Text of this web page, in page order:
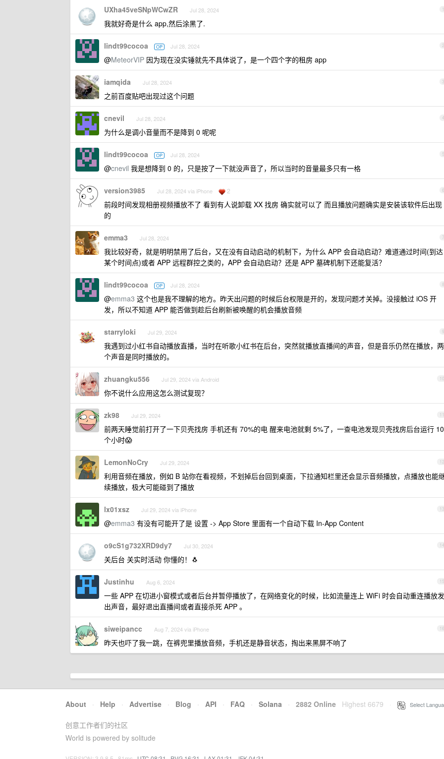
1
UXha45veSNpWCwZR Jul 28, 2024
我就好奇是什么 app,然后涂黑了.
2
lindt99cocoa OP Jul 28, 2024
@MeteorVIP 因为现在没实锤就先不具体说了，是一个四个字的租房 app
3
iamqida Jul 28, 2024
之前百度贴吧出现过这个问题
4
cnevil Jul 28, 2024
为什么是调小音量而不是降到 0 呢呢
5
lindt99cocoa OP Jul 28, 2024
@cnevil 我是想降到 0 的，只是按了一下就没声音了，所以当时的音量最多只有一格
6
version3985 Jul 28, 2024 via iPhone 2
前段时间发现相册视频播放不了 看到有人说卸载 XX 找房 确实就可以了 而且播放问题确实是安装该软件后出现
的
7
emma3 Jul 28, 2024
我比较好奇，就是明明禁用了后台，又在没有自动启动的机制下，为什么 APP 会自动启动？难道通过时间(到达
某个时间点)或者 APP 远程群控之类的，APP 会自动启动？还是 APP 墓碑机制下还能复活？
8
lindt99cocoa OP Jul 28, 2024
@emma3 这个也是我不理解的地方。昨天出问题的时候后台权限是开的，发现问题才关掉。没接触过 iOS 开
发，所以不知道 APP 能否做到趁后台刷新被唤醒的机会播放音频
9
starryloki Jul 29, 2024
我遇到过小红书自动播放直播，当时在听歌小红书在后台，突然就播放直播间的声音，但是音乐仍然在播放，两
个声音是同时播放的。
10
zhuangku556 Jul 29, 2024 via Android
你不说什么应用这怎么测试复现？
11
zk98 Jul 29, 2024
前两天睡觉前打开了一下贝壳找房 手机还有 70%的电 醒来电池就剩 5%了，一查电池发现贝壳找房后台运行 10
个小时😱
12
LemonNoCry Jul 29, 2024
利用音频在播放，例如 B 站你在看视频，不划掉后台回到桌面，下拉通知栏里还会显示音频播放，点播放也能
续播放，极大可能碰到了播放
13
lx01xsz Jul 29, 2024 via iPhone
@emma3 有没有可能开了是 设置 -> App Store 里面有一个自动下载 In-App Content
14
o9cS1g732XRD9dy7 Jul 30, 2024
关后台 关实时活动 你懂的！🐧
15
Justinhu Aug 6, 2024
一些 APP 在切进小窗模式或者后台并暂停播放了，在网络变化的时候，比如流量连上 WiFi 时会自动重连播放发
出声音，最好退出直播间或者直接杀死 APP 。
16
siweipancc Aug 7, 2024 via iPhone
昨天也吓了我一跳，在裤兜里播放音频，手机还是静音状态，掏出来黑屏不响了
About · Help · Advertise · Blog · API · FAQ · Solana · 2882 Online Highest 6679 Select
创意工作者们的社区
World is powered by solitude